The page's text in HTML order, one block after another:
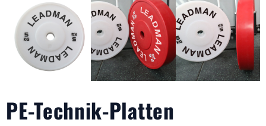
PE-Technik-Platten